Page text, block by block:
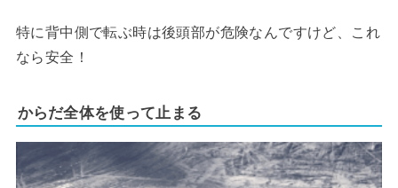
特に背中側で転ぶ時は後頭部が危険なんですけど、これ
なら安全！
からだ全体を使って止まる